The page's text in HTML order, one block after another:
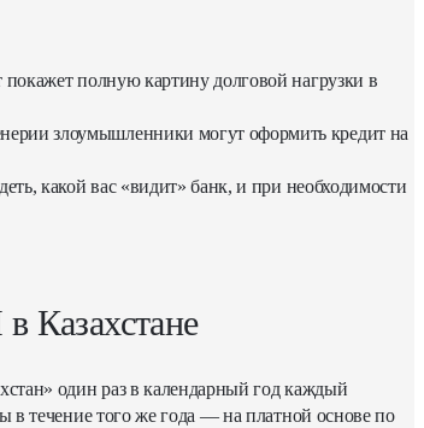
полную картину долговой нагрузки в
злоумышленники могут оформить кредит на
какой вас «видит» банк, и при необходимости
Казахстане
один раз в календарный год каждый
в течение того же года — на платной основе по